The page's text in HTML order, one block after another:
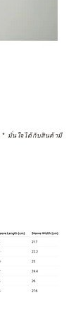
* มั่นใจได้กับสินค้ามี